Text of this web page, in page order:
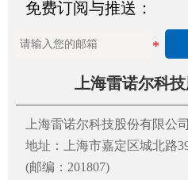
免费订阅与推送：
上海雷诺尔科
上海雷诺尔科技股份有限公司
地址：上海市嘉定区城北路
(邮编：201807)